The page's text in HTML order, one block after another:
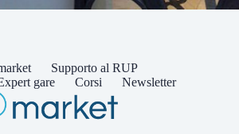
Supporto al RUP
gare
Corsi Newsletter